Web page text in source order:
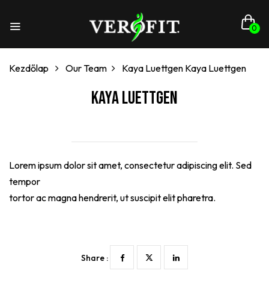
0
Kezdőlap Our Team Kaya Luettgen Kaya Luettgen
Kaya Luettgen
Lorem ipsum dolor sit amet, consectetur adipiscing elit. Sed
tempor
tortor ac magna hendrerit, ut suscipit elit pharetra.
Share :